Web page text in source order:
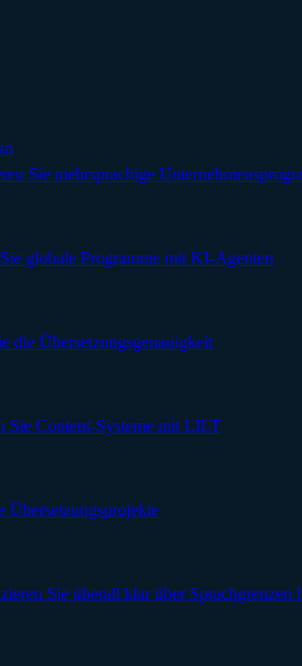
Sie mehrsprachige
globale Programme mit KI-Agenten
die Übersetzungsgenauigkeit
Sie Content-Systeme mit LILT
Übersetzungsprojekte
Sie überall klar über Sprachgrenzen